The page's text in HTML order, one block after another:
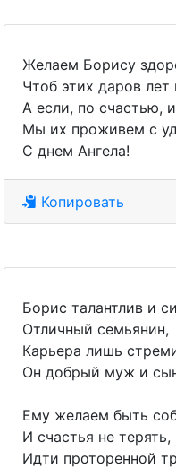
Желаем Борису
Чтоб этих даров лет
А если, по счастью,
Мы их проживем с
С днем Ангела!
Копировать
Борис талантлив и
Отличный семьянин,
Карьера лишь
Он добрый муж и
Ему желаем быть
И счастья не терять,
Идти проторенной